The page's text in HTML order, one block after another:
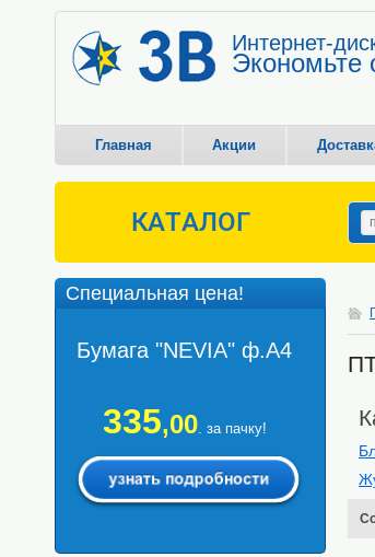
Интернет-
Экономьте
Главная Акции
КАТАЛОГ
Специальная цена!
Бумага "NEVIA" ф.А4
335,00. за пачку!